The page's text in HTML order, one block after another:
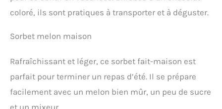
coloré, ils sont pratiques à transporter et à déguster.
Sorbet melon maison
Rafraîchissant et léger, ce sorbet fait-maison est
parfait pour terminer un repas d’été. Il se prépare
facilement avec un melon bien mûr, un peu de sucre